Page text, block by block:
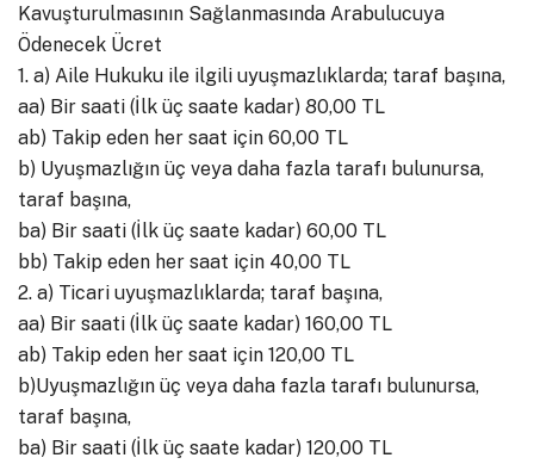
Kavuşturulmasının Sağlanmasında Arabulucuya
Ödenecek Ücret
1. a) Aile Hukuku ile ilgili uyuşmazlıklarda; taraf başına,
aa) Bir saati (İlk üç saate kadar) 80,00 TL
ab) Takip eden her saat için 60,00 TL
b) Uyuşmazlığın üç veya daha fazla tarafı bulunursa,
taraf başına,
ba) Bir saati (İlk üç saate kadar) 60,00 TL
bb) Takip eden her saat için 40,00 TL
2. a) Ticari uyuşmazlıklarda; taraf başına,
aa) Bir saati (İlk üç saate kadar) 160,00 TL
ab) Takip eden her saat için 120,00 TL
b)Uyuşmazlığın üç veya daha fazla tarafı bulunursa,
taraf başına,
ba) Bir saati (İlk üç saate kadar) 120,00 TL